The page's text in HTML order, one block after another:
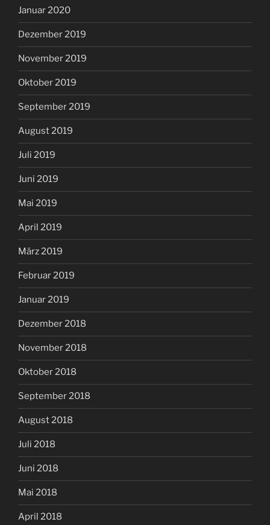
Januar 2020
Dezember 2019
November 2019
Oktober 2019
September 2019
August 2019
Juli 2019
Juni 2019
Mai 2019
April 2019
März 2019
Februar 2019
Januar 2019
Dezember 2018
November 2018
Oktober 2018
September 2018
August 2018
Juli 2018
Juni 2018
Mai 2018
April 2018